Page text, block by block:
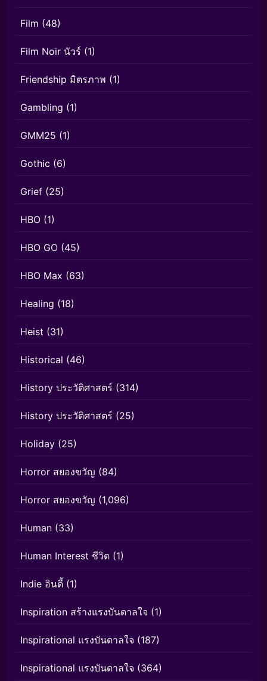
Film (48)
Film Noir นัวร์ (1)
Friendship มิตรภาพ (1)
Gambling (1)
GMM25 (1)
Gothic (6)
Grief (25)
HBO (1)
HBO GO (45)
HBO Max (63)
Healing (18)
Heist (31)
Historical (46)
History ประวัติศาสตร์ (314)
History ประวัติศาสตร์ (25)
Holiday (25)
Horror สยองขวัญ (84)
Horror สยองขวัญ (1,096)
Human (33)
Human Interest ชีวิต (1)
Indie อินดี้ (1)
Inspiration สร้างแรงบันดาลใจ (1)
Inspirational แรงบันดาลใจ (187)
Inspirational แรงบันดาลใจ (364)